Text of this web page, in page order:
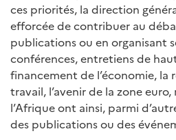
ces priorités, la direction
efforcée de contribuer au
publications ou en organisant
conférences, entretiens de
financement de l’économie, la
travail, l’avenir de la zone
l’Afrique ont ainsi, parmi
des publications ou des